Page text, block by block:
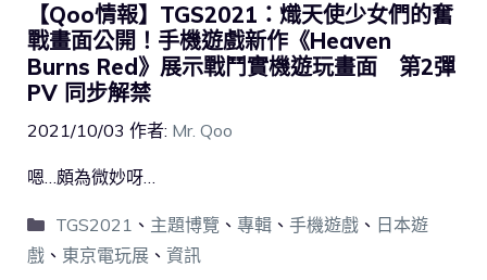
【Qoo情報】TGS2021：熾天使少女們的奮
戰畫面公開！手機遊戲新作《Heaven
Burns Red》展示戰鬥實機遊玩畫面 第2彈
PV 同步解禁
2021/10/03 作者: Mr. Qoo
嗯…頗為微妙呀…
TGS2021 、 主題博覽 、 專輯、 手機遊戲、 日本遊
戲 、 東京電玩展 、 資訊